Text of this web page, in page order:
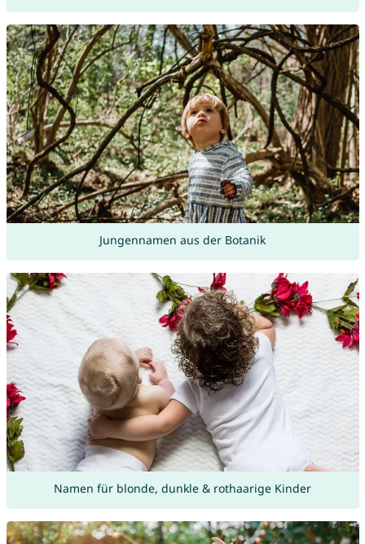
Jungennamen aus der Botanik
Namen für blonde, dunkle & rothaarige Kinder